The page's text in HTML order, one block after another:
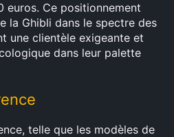
euros. Ce positionnement
la Ghibli dans le spectre des
une clientèle exigeante et
dans leur palette
telle que les modèles de